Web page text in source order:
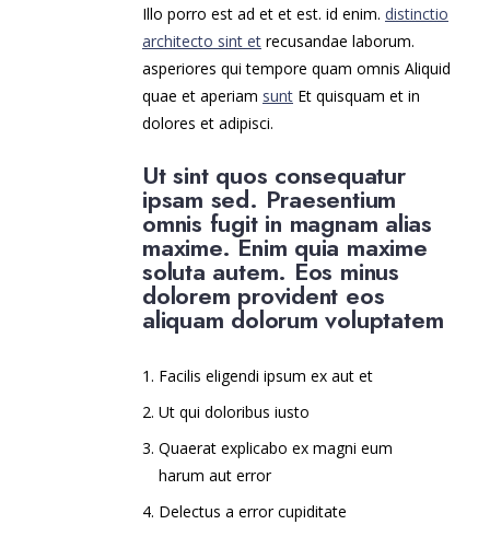
Illo porro est ad et et est. id enim. distinctio
architecto sint et recusandae laborum.
asperiores qui tempore quam omnis Aliquid
quae et aperiam sunt Et quisquam et in
dolores et adipisci.
Ut sint quos consequatur
ipsam sed. Praesentium
omnis fugit in magnam alias
maxime. Enim quia maxime
soluta autem. Eos minus
dolorem provident eos
aliquam dolorum voluptatem
Facilis eligendi ipsum ex aut et
Ut qui doloribus iusto
Quaerat explicabo ex magni eum
harum aut error
Delectus a error cupiditate